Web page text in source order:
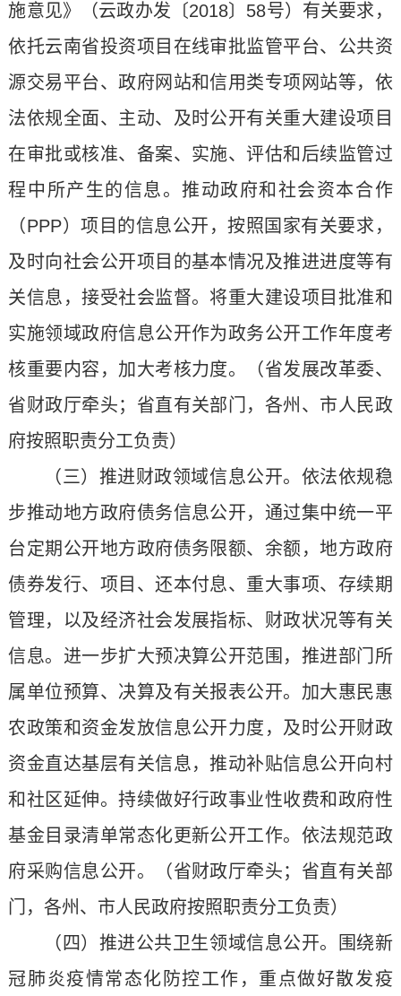
施意见》（云政办发〔2018〕58号）有关要求，
依托云南省投资项目在线审批监管平台、公共资
源交易平台、政府网站和信用类专项网站等，依
法依规全面、主动、及时公开有关重大建设项目
在审批或核准、备案、实施、评估和后续监管过
程中所产生的信息。推动政府和社会资本合作
（PPP）项目的信息公开，按照国家有关要求，
及时向社会公开项目的基本情况及推进进度等有
关信息，接受社会监督。将重大建设项目批准和
实施领域政府信息公开作为政务公开工作年度考
核重要内容，加大考核力度。（省发展改革委、
省财政厅牵头；省直有关部门，各州、市人民政
府按照职责分工负责）
（三）推进财政领域信息公开。依法依规稳
步推动地方政府债务信息公开，通过集中统一平
台定期公开地方政府债务限额、余额，地方政府
债券发行、项目、还本付息、重大事项、存续期
管理，以及经济社会发展指标、财政状况等有关
信息。进一步扩大预决算公开范围，推进部门所
属单位预算、决算及有关报表公开。加大惠民惠
农政策和资金发放信息公开力度，及时公开财政
资金直达基层有关信息，推动补贴信息公开向村
和社区延伸。持续做好行政事业性收费和政府性
基金目录清单常态化更新公开工作。依法规范政
府采购信息公开。（省财政厅牵头；省直有关部
门，各州、市人民政府按照职责分工负责）
（四）推进公共卫生领域信息公开。围绕新
冠肺炎疫情常态化防控工作，重点做好散发疫